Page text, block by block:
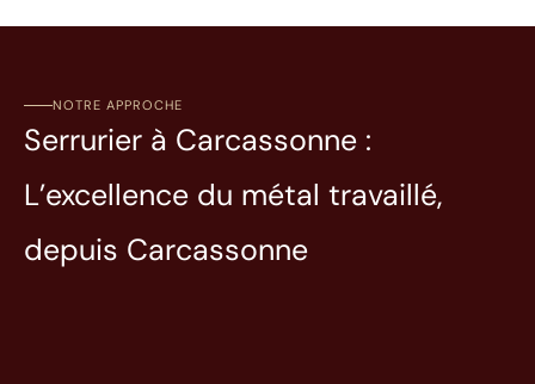
NOTRE APPROCHE
Serrurier à Carcassonne :
L’excellence du métal travaillé,
depuis Carcassonne